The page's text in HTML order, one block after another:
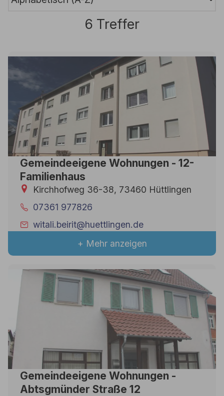
6 Treffer
Gemeindeeigene Wohnungen - 12-
Familienhaus
Kirchhofweg 36-38, 73460 Hüttlingen
07361 977826
witali.beirit@huettlingen.de
+ Mehr anzeigen
Gemeindeeigene Wohnungen -
Abtsgmünder Straße 12